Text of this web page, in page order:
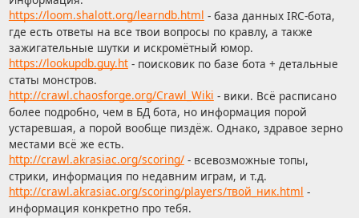
https://loom.shalott.org/learndb.html - база данных IRC-бота,
где есть ответы на все твои вопросы по кравлу, а также
зажигательные шутки и искромётный юмор.
https://lookupdb.guy.ht- поисковик по базе бота + детальные
статы монстров.
http://crawl.chaosforge.org/Crawl_Wiki - вики. Всё расписано
более подробно, чем в БД бота, но информация порой
устаревшая, а порой вообще пиздёж. Однако, здравое зерно
местами всё же есть.
http://crawl.akrasiac.org/scoring/- всевозможные топы,
стрики, информация по недавним играм, и т.д.
http://crawl.akrasiac.org/scoring/players/твой_ник.html -
информация конкретно про тебя.